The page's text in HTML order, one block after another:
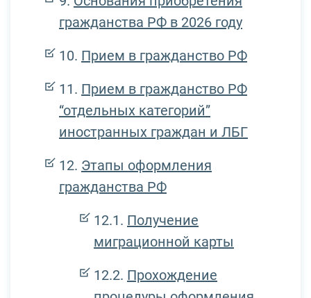
гражданства РФ в 2026 году
Прием в гражданство РФ
Прием в гражданство РФ
“отдельных категорий”
иностранных граждан и ЛБГ
Этапы оформления
гражданства РФ
Получение
миграционной карты
Прохождение